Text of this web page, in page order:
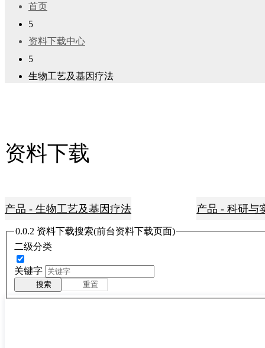
首页
5
资料下载中心
5
生物工艺及基因疗法
资料下载
产品 - 生物工艺及基因疗法 产品 - 科研与
0.0.2 资料下载搜索(前台资料下载页面)
二级分类
关键字
搜索 重置